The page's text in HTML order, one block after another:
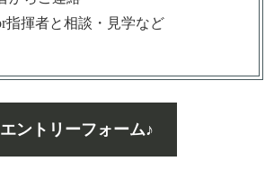
指揮者と相談・見学など
ントリーフォーム♪